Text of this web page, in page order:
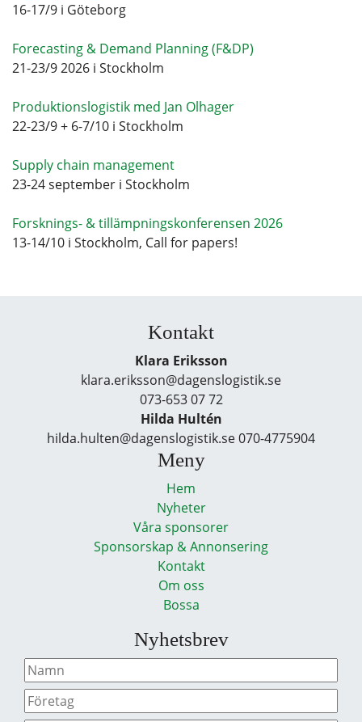
16-17/9 i Göteborg
Forecasting & Demand Planning (F&DP)
21-23/9 2026 i Stockholm
Produktionslogistik med Jan Olhager
22-23/9 + 6-7/10 i Stockholm
Supply chain management
23-24 september i Stockholm
Forsknings- & tillämpningskonferensen 2026
13-14/10 i Stockholm, Call for papers!
Kontakt
Klara Eriksson
klara.eriksson@dagenslogistik.se
073-653 07 72
Hilda Hultén
hilda.hulten@dagenslogistik.se 070-4775904
Meny
Hem
Nyheter
Våra sponsorer
Sponsorskap & Annonsering
Kontakt
Om oss
Bossa
Nyhetsbrev